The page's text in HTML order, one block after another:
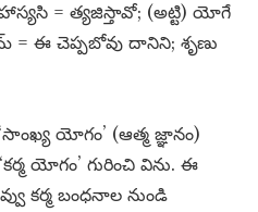
= త్యజిస్తావో; (అట్టి) యోగే
ఈ చెప్పబోవు దానిని; శృణు
యోగం’ (ఆత్మ జ్ఞానం)
యోగం’ గురించి విను. ఈ
కర్మ బంధనాల నుండి